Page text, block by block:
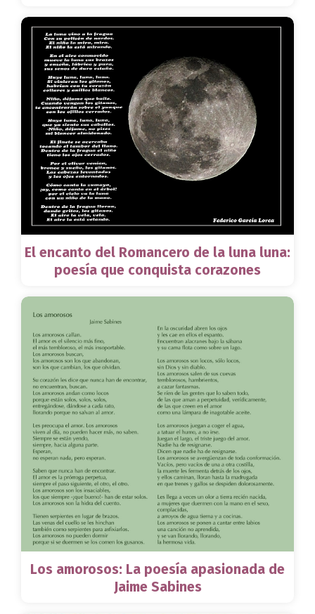
El encanto del Romancero de la luna luna:
poesía que conquista corazones
Los amorosos: La poesía apasionada de
Jaime Sabines